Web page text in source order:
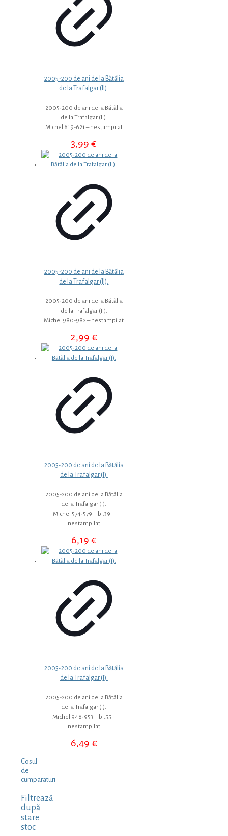
2005-200 de ani de la Bătălia
de la Trafalgar (II).
2005-200 de ani de la Bătălia
de la Trafalgar (II).
Michel 619-621 – nestampilat
3,99€
2005-200 de ani de la Bătălia
de la Trafalgar (II).
2005-200 de ani de la Bătălia
de la Trafalgar (II).
Michel 980-982 – nestampilat
2,99€
2005-200 de ani de la Bătălia
de la Trafalgar (I).
2005-200 de ani de la Bătălia
de la Trafalgar (I).
Michel 574-579 + bl.39 –
nestampilat
6,19 €
2005-200 de ani de la Bătălia
de la Trafalgar (I).
2005-200 de ani de la Bătălia
de la Trafalgar (I).
Michel 948-953 + bl.55 –
nestampilat
6,49 €
Cosul
de
cumparaturi
Filtrează
după
stare
stoc